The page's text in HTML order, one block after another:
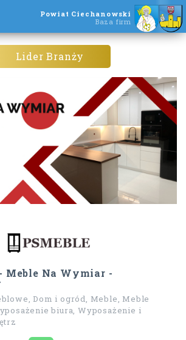
Powiat Ciechanowski
Baza firm
Lider Branży
- Meble Na Wymiar -
Dom i ogród, Meble, Meble
biura, Wyposażenie i